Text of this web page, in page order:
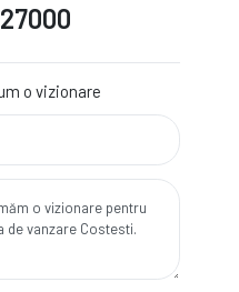
o vizionare